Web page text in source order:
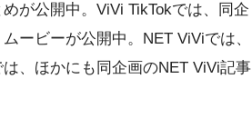
が公開中。ViVi TikTokでは、同企
ービーが公開中。NET ViViでは、
、ほかにも同企画のNET ViVi記事